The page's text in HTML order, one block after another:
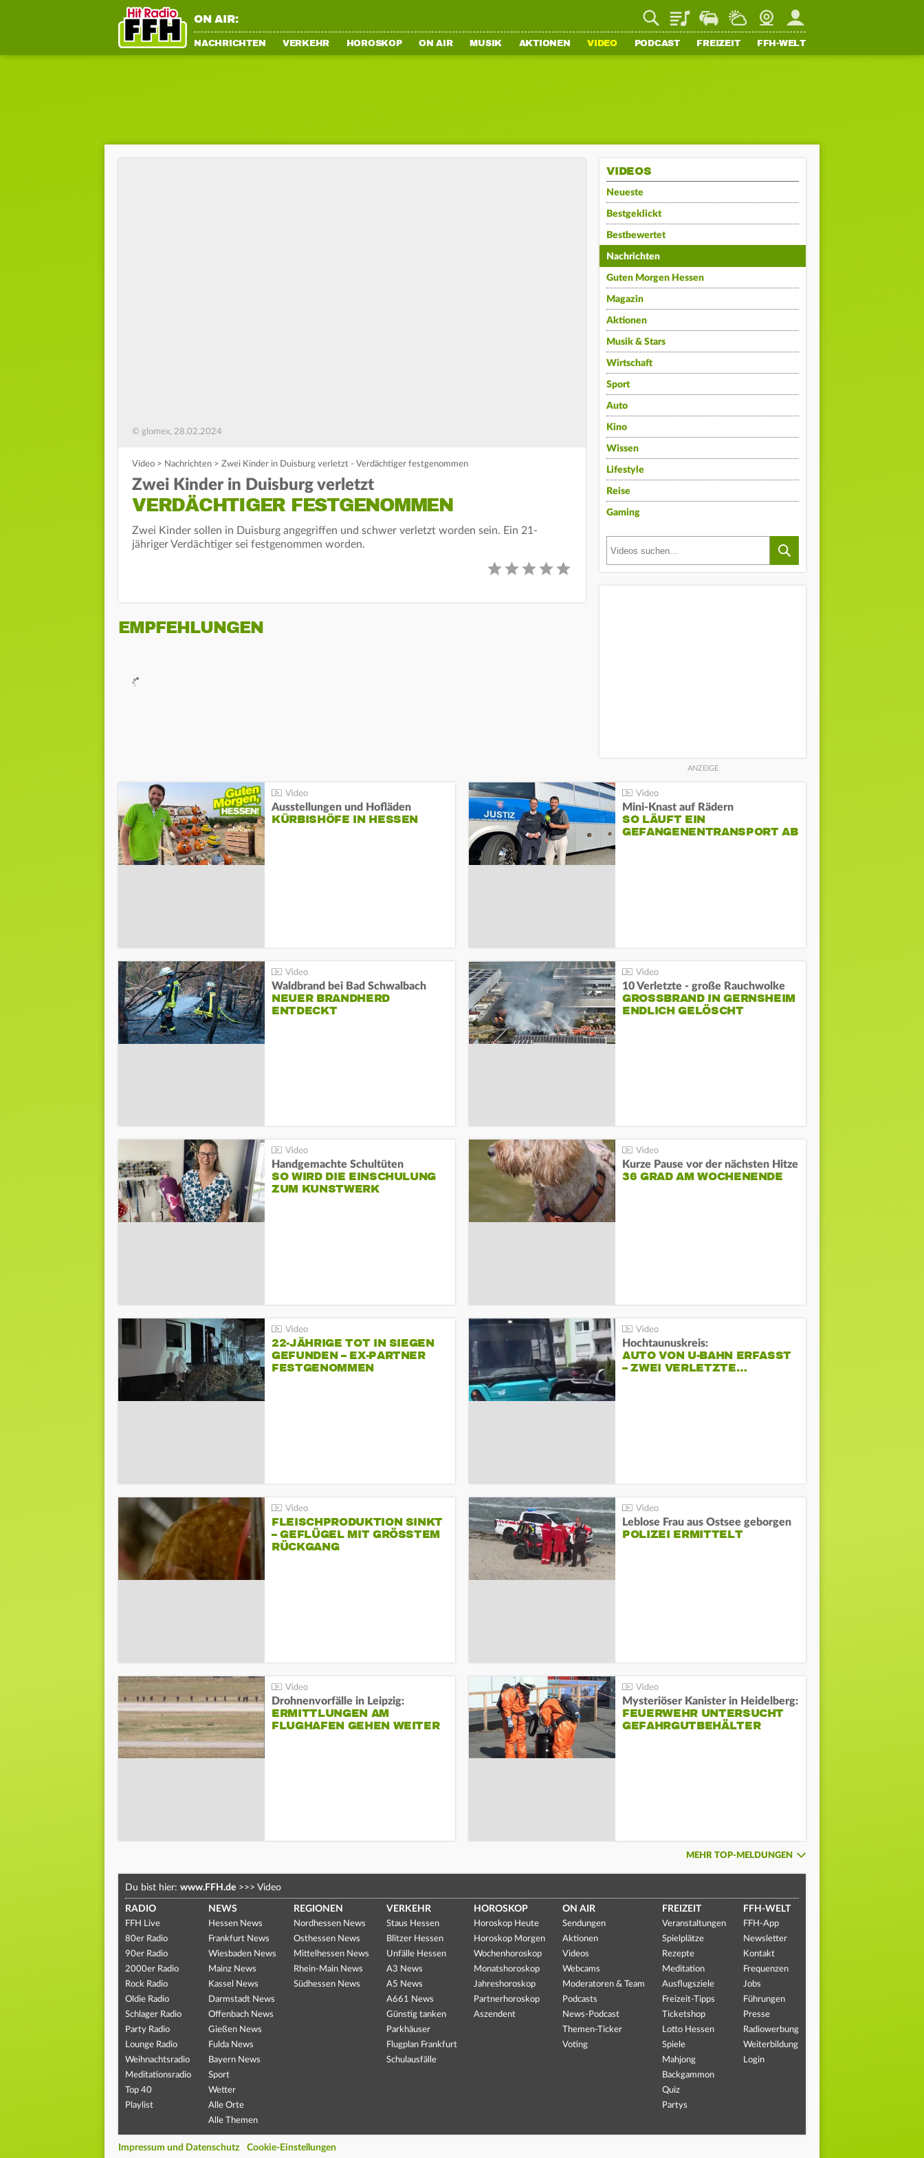
ON AIR: PlaylistStaupilotWetterWebcamMein FFH
NACHRICHTEN VERKEHR HOROSKOP ON AIR MUSIK AKTIONEN VIDEO PODCAST FREIZEIT FFH-WELT
© glomex, 28.02.2024
Video > Nachrichten > Zwei Kinder in Duisburg verletzt - Verdächtiger festgenommen
Zwei Kinder in Duisburg verletzt
VERDÄCHTIGER FESTGENOMMEN
Zwei Kinder sollen in Duisburg angegriffen und schwer verletzt worden sein. Ein 21-
jähriger Verdächtiger sei festgenommen worden.
EMPFEHLUNGEN
VIDEOS
Neueste
Bestgeklickt
Bestbewertet
Nachrichten
Guten Morgen Hessen
Magazin
Aktionen
Musik & Stars
Wirtschaft
Sport
Auto
Kino
Wissen
Lifestyle
Reise
Gaming
Ausstellungen und Hofläden
KÜRBISHÖFE IN HESSEN
Mini-Knast auf Rädern
SO LÄUFT EIN
GEFANGENENTRANSPORT AB
Waldbrand bei Bad Schwalbach
NEUER BRANDHERD
ENTDECKT
10 Verletzte - große Rauchwolke
GROSSBRAND IN GERNSHEIM E
NDLICH GELÖSCHT
Handgemachte Schultüten
SO WIRD DIE EINSCHULUNG
ZUM KUNSTWERK
Kurze Pause vor der nächsten Hitze
36 GRAD AM WOCHENENDE
22-JÄHRIGE TOT IN SIEGEN
GEFUNDEN – EX-PARTNER
FESTGENOMMEN
Hochtaunuskreis:
AUTO VON U-BAHN ERFASST
– ZWEI VERLETZTE…
FLEISCHPRODUKTION SINKT
– GEFLÜGEL MIT GRÖSSTEM R
ÜCKGANG
Leblose Frau aus Ostsee geborgen
POLIZEI ERMITTELT
Drohnenvorfälle in Leipzig:
ERMITTLUNGEN AM
FLUGHAFEN GEHEN WEITER
Mysteriöser Kanister in Heidelberg:
FEUERWEHR UNTERSUCHT
GEFAHRGUTBEHÄLTER
MEHR TOP-MELDUNGEN
Du bist hier: www.FFH.de >>> Video
RADIO
FFH Live
80er Radio
90er Radio
2000er Radio
Rock Radio
Oldie Radio
Schlager Radio
Party Radio
Lounge Radio
Weihnachtsradio
Meditationsradio
Top 40
Playlist
NEWS
Hessen News
Frankfurt News
Wiesbaden News
Mainz News
Kassel News
Darmstadt News
Offenbach News
Gießen News
Fulda News
Bayern News
Sport
Wetter
Alle Orte
Alle Themen
REGIONEN
Nordhessen News
Osthessen News
Mittelhessen News
Rhein-Main News
Südhessen News
VERKEHR
Staus Hessen
Blitzer Hessen
Unfälle Hessen
A3 News
A5 News
A661 News
Günstig tanken
Parkhäuser
Flugplan Frankfurt
Schulausfälle
HOROSKOP
Horoskop Heute
Horoskop Morgen
Wochenhoroskop
Monatshoroskop
Jahreshoroskop
Partnerhoroskop
Aszendent
ON AIR
Sendungen
Aktionen
Videos
Webcams
Moderatoren & Team
Podcasts
News-Podcast
Themen-Ticker
Voting
FREIZEIT
Veranstaltungen
Spielplätze
Rezepte
Meditation
Ausflugsziele
Freizeit-Tipps
Ticketshop
Lotto Hessen
Spiele
Mahjong
Backgammon
Quiz
Partys
FFH-WELT
FFH-App
Newsletter
Kontakt
Frequenzen
Jobs
Führungen
Presse
Radiowerbung
Weiterbildung
Login
Impressum und Datenschutz Cookie-Einstellungen